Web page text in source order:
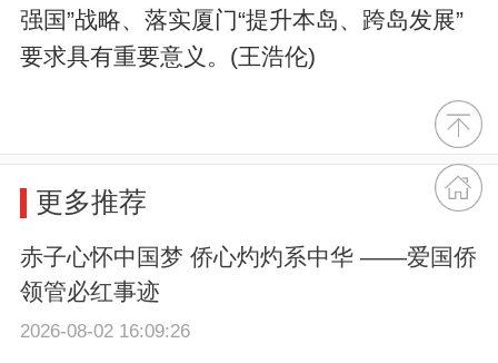
强国”战略、落实厦门“提升本岛、跨岛发展”
要求具有重要意义。(王浩伦)
更多推荐
赤子心怀中国梦 侨心灼灼系中华 ——爱国侨
领管必红事迹
2026-08-02 16:09:26